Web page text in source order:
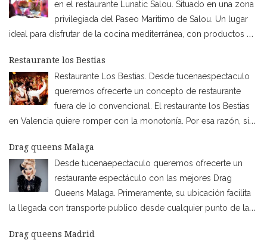
en el restaurante Lunatic Salou. Situado en una zona
privilegiada del Paseo Maritimo de Salou. Un lugar
ideal para disfrutar de la cocina mediterránea, con productos de
como son las mejores carnes a la brasa, Pizzas etc… Además,
Restaurante los Bestias
Restaurante Los Bestias. Desde tucenaespectaculo
queremos ofrecerte un concepto de restaurante
fuera de lo convencional. El restaurante los Bestias
en Valencia quiere romper con la monotonía. Por esa razón, si
estáis en lugar indicado. Así que esta servido intriga, humor,
magia y muchas sorpresas!…
Drag queens Malaga
Desde tucenaepectaculo queremos ofrecerte un
restaurante espectáculo con las mejores Drag
Queens Malaga. Primeramente, su ubicación facilita
la llegada con transporte publico desde cualquier punto de la
en Benalmádena. De hecho, los Drag Queen Malaga son la
Drag queens Madrid